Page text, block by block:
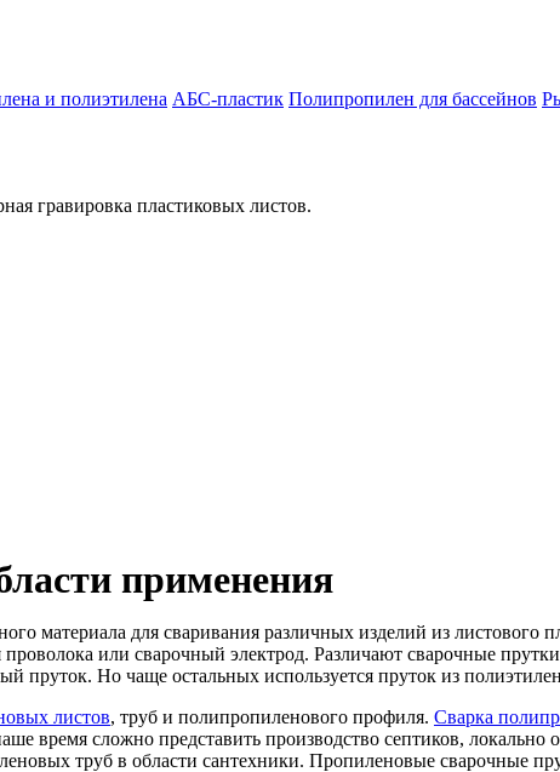
и полиэтилена АБС-пластик Полипропилен для бассейнов
гравировка пластиковых листов.
применения
материала для сваривания различных изделий из листового
или сварочный электрод. Различают сварочные
пруток. Но чаще остальных используется пруток из
листов, труб и полипропиленового профиля. Сварка
время сложно представить производство септиков, локально
труб в области сантехники. Пропиленовые сварочные